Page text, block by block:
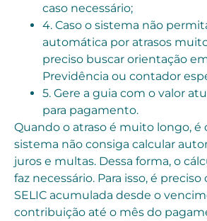
caso necessário;
4. Caso o sistema não
automática por atrasos
preciso buscar orientação
Previdência ou contador
5. Gere a guia com o valor
para pagamento.
Quando o atraso é muito longo,
sistema não consiga calcular
juros e multas. Dessa forma, o
faz necessário. Para isso, é
SELIC acumulada desde o
contribuição até o mês do